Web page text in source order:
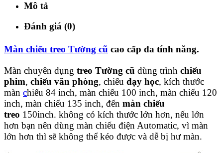
Mô tả
Đánh giá (0)
Màn chiếu treo Tường cũ cao cấp đa tính năng.
Màn chuyên dụng treo Tường cũ dùng trình chiếu
phim, chiếu văn phòng, chiếu dạy học, kích thước
màn chiếu 84 inch, màn chiếu 100 inch, màn chiếu 120
inch, màn chiếu 135 inch, đến màn chiếu
treo 150inch. không có kích thước lớn hơn, nếu lớn
hơn bạn nên dùng màn chiếu điện Automatic, vì màn
lớn hơn thì sẽ không thể kéo được và dễ bị hư màn.